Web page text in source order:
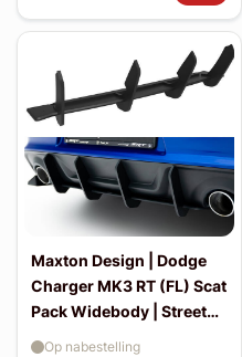
Maxton Design | Dodge
Charger MK3 RT (FL) Scat
Pack Widebody | Street
Pro diffuser
Op nabestelling